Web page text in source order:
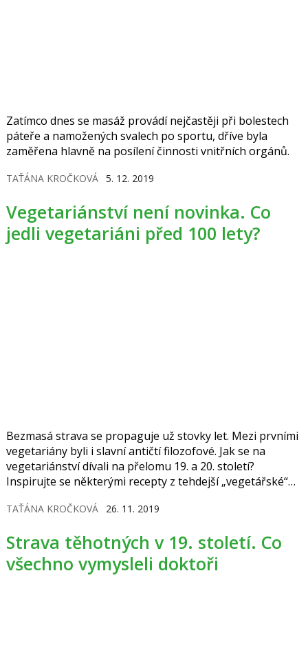
Zatímco dnes se masáž provádí nejčastěji při bolestech
páteře a namožených svalech po sportu, dříve byla
zaměřena hlavně na posílení činnosti vnitřních orgánů.
TAŤÁNA KROČKOVÁ 5. 12. 2019
Vegetariánství není novinka. Co
jedli vegetariáni před 100 lety?
Bezmasá strava se propaguje už stovky let. Mezi prvními
vegetariány byli i slavní antičtí filozofové. Jak se na
vegetariánství dívali na přelomu 19. a 20. století?
Inspirujte se některými recepty z tehdejší „vegetářské“
TAŤÁNA KROČKOVÁ 26. 11. 2019
Strava těhotných v 19. století. Co
všechno vymysleli doktoři